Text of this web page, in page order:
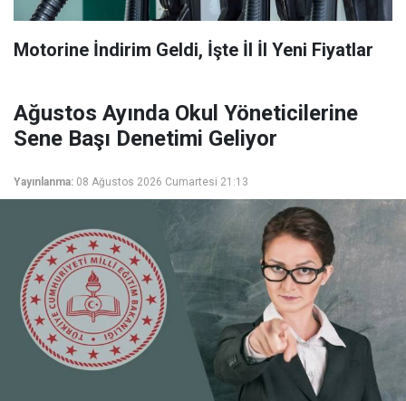
Motorine İndirim Geldi, İşte İl İl Yeni Fiyatlar
Ağustos Ayında Okul Yöneticilerine
Sene Başı Denetimi Geliyor
Yayınlanma: 08 Ağustos 2026 Cumartesi 21:13